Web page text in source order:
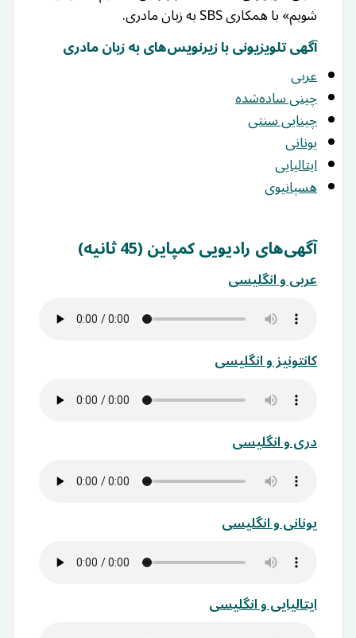
شویم» با همکاری SBS به زبان مادری.
آگهی تلویزیونی با زیرنویس‌های به زبان مادری
عربی
چینی ساده‌شده
چینایی سنتی
یونانی
ایتالیایی
هسپانیوی
آگهی‌های رادیویی کمپاین (45 ثانیه)
عربی و انگلیسی
کانتونیز و انگلیسی
دری و انگلیسی
یونانی و انگلیسی
ایتالیایی و انگلیسی